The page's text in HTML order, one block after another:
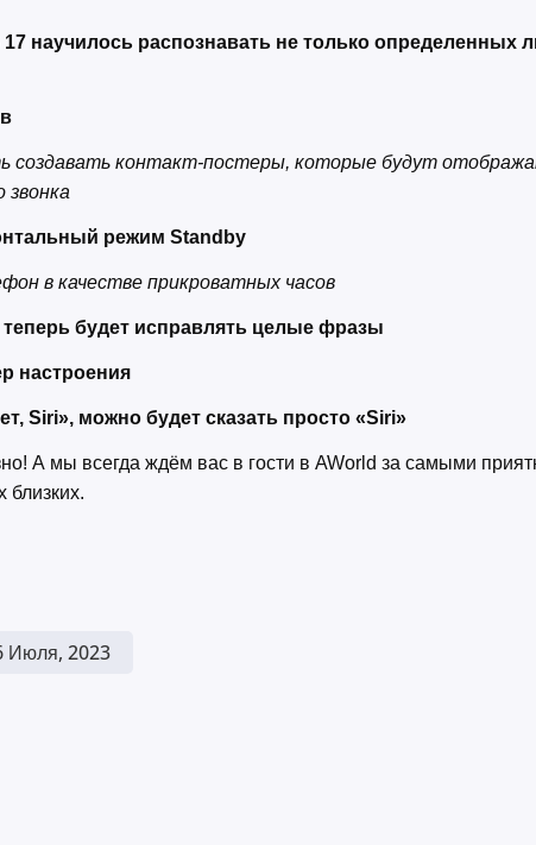
научилось распознавать не только определенных
создавать контакт-постеры, которые будут
звонка
режим Standby
в качестве прикроватных часов
теперь будет исправлять целые фразы
настроения
Siri», можно будет сказать просто «Siri»
А мы всегда ждём вас в гости в AWorld за самыми
близких.
Июля, 2023